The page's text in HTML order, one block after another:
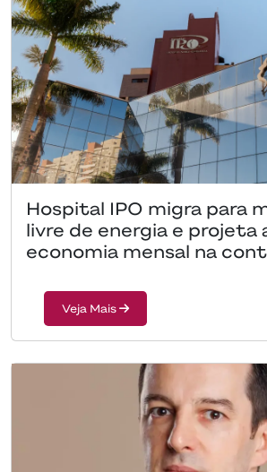
Hospital IPO migra para
livre de energia e projeta
economia mensal na
Veja Mais